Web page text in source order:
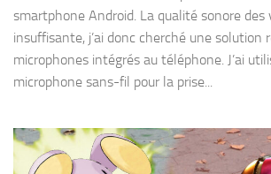
smartphone Android. La qualité sonore des
insuffisante, j’ai donc cherché une solution
microphones intégrés au téléphone. J’ai
microphone sans-fil pour la prise...